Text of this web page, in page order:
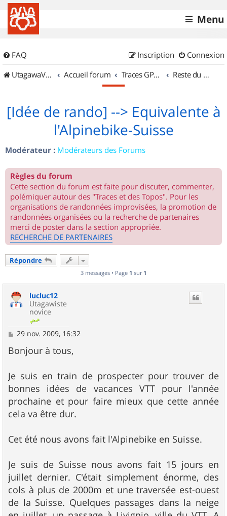
Menu
FAQ Connexion
Inscription
UtagawaVTT (Randos VTT et VTTAE avec traces GPS)
Accueil forum Traces GPS de randos VTT Reste du monde
[Idée de rando] --> Equivalente à
l'Alpinebike-Suisse
Modérateur : Modérateurs des Forums
Règles du forum
Cette section du forum est faite pour discuter, commenter,
polémiquer autour des "Traces et des Topos". Pour les
organisations de randonnées improvisées, la promotion de
randonnées organisées ou la recherche de partenaires
merci de poster dans la section appropriée.
RECHERCHE DE PARTENAIRES
Répondre
3 messages • Page 1 sur 1
lucluc12
Utagawiste
novice
M
s
s
g
e
29 nov. 2009, 16:32
Bonjour à tous,
Je suis en train de prospecter pour trouver de
bonnes idées de vacances VTT pour l'année
prochaine et pour faire mieux que cette année
cela va être dur.
Cet été nous avons fait l'Alpinebike en Suisse.
Je suis de Suisse nous avons fait 15 jours en
juillet dernier. C'était simplement énorme, des
cols à plus de 2000m et une traversée est-ouest
de la Suisse. Quelques passages dans la neige